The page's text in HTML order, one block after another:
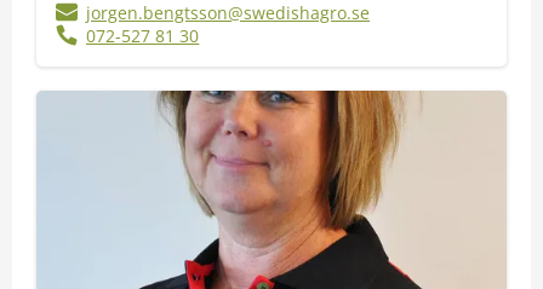
jorgen.bengtsson@swedishagro.se
072-527 81 30